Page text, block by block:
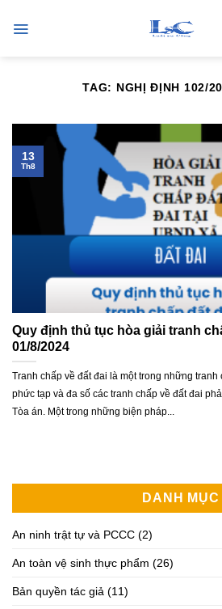
TAG: NGHỊ ĐỊNH 102/
Quy định thủ tục hòa giải tranh
01/8/2024
Tranh chấp về đất đai là một trong những tranh
phức tạp và đa số các tranh chấp về đất đai
Tòa án. Một trong những biện pháp...
13
Th8
DANH MỤC
An ninh trật tự và PCCC (2)
An toàn vệ sinh thực phẩm (26)
Bản quyền tác giả (11)